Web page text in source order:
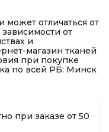
может отличаться от
от
и
магазин тканей
при покупке
по всей РБ: Минск
при заказе от 50